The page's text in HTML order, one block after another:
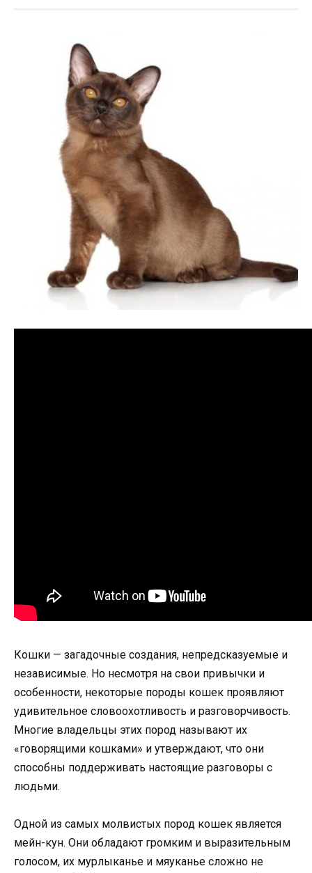
Кошки — загадочные создания, непредсказуемые и
независимые. Но несмотря на свои привычки и
особенности, некоторые породы кошек проявляют
удивительное словоохотливость и разговорчивость.
Многие владельцы этих пород называют их
«говорящими кошками» и утверждают, что они
способны поддерживать настоящие разговоры с
людьми.
Одной из самых молвистых пород кошек является
мейн-кун. Они обладают громким и выразительным
голосом, их мурлыканье и мяуканье сложно не